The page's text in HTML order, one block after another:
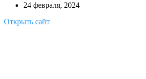
24 февраля, 2024
Открыть сайт